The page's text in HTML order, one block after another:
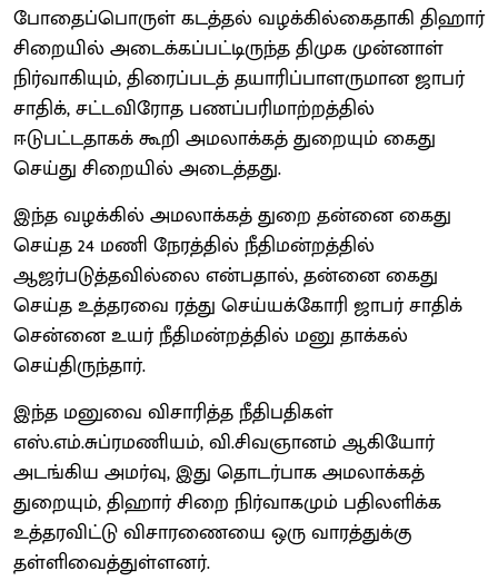
போதைப்பொருள் கடத்தல் வழக்கில்கைதாகி திஹார்
சிறையில் அடைக்கப்பட்டிருந்த திமுக முன்னாள்
நிர்வாகியும், திரைப்படத் தயாரிப்பாளருமான ஜாபர்
சாதிக், சட்டவிரோத பணப்பரிமாற்றத்தில்
ஈடுபட்டதாகக் கூறி அமலாக்கத் துறையும் கைது
செய்து சிறையில் அடைத்தது.
இந்த வழக்கில் அமலாக்கத் துறை தன்னை கைது
செய்த 24 மணி நேரத்தில் நீதிமன்றத்தில்
ஆஜர்படுத்தவில்லை என்பதால், தன்னை கைது
செய்த உத்தரவை ரத்து செய்யக்கோரி ஜாபர் சாதிக்
சென்னை உயர் நீதிமன்றத்தில் மனு தாக்கல்
செய்திருந்தார்.
இந்த மனுவை விசாரித்த நீதிபதிகள்
எஸ்.எம்.சுப்ரமணியம், வி.சிவஞானம் ஆகியோர்
அடங்கிய அமர்வு, இது தொடர்பாக அமலாக்கத்
துறையும், திஹார் சிறை நிர்வாகமும் பதிலளிக்க
உத்தரவிட்டு விசாரணையை ஒரு வாரத்துக்கு
தள்ளிவைத்துள்ளனர்.